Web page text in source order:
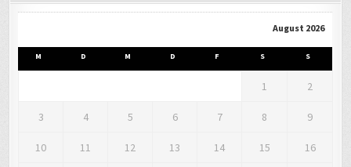
August 2026
M D M D F S S
1 2
3 4 5 6 7 8 9
10 11 12 13 14 15 16